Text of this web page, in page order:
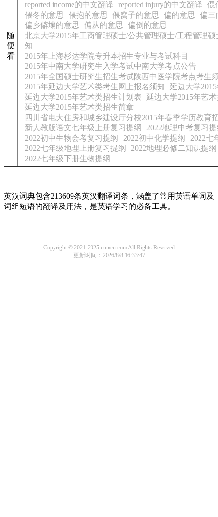
随
便
看
reported income的中文翻译
reported injury的中文翻译
偎
偎冬的意思
偎抱的意思 偎窝子的意思 偏的意思
偏三
偏乡僻壤的意思
偏从的意思
偏倒的意思
北京大学2015年工商管理硕士/公共管理硕士/工程管理
知
2015年上海杉达学院专升本招生专业与考试科目
2015年中南大学研究生入学考试中南大学考点公告
2015年全国硕士研究生招生考试陕西中医学院考点考生
2015年延边大学艺术类考生网上报名须知
延边大学
延边大学2015年艺术类招生计划表
延边大学2015年艺
延边大学2015年艺术类招生简章
四川省电大住房和城乡建设厅分校2015年春季学历教育
新人教版语文七年级上册复习提纲
2022地理中考复习
2022初中生物会考复习提纲
2022初中化学提纲
2022七
2022七年级地理上册复习提纲
2022地理必修二知识提纲
2022七年级下册生物提纲
英汉词典包含213609条英汉翻译词条，涵盖了常用英语单词及
词组短语的翻译及用法，是英语学习的必备工具。
Copyright © 2021-2025 cumcu.com All Rights Reserved
更新时间：2026/8/8 16:33:47